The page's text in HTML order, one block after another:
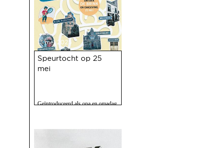
13 mei 2025
Speurtocht op 25
mei
Geïntroduceerd als opa en omadag